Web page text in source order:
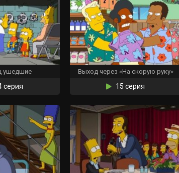
ушедшие
серия
Выход через «На скорую руку»
15 серия